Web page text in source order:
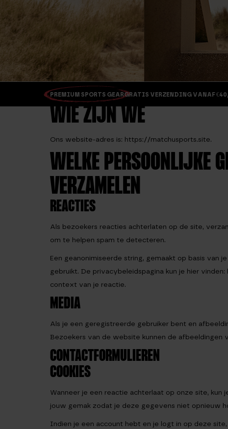
PREMIUM SPORTS GEARGRATIS VERZENDING VANAF
WIE ZIJN WE
Ons website-adres is: https://matchusports.site.
WELKE PERSOONLIJKE
VERZAMELEN
REACTIES
Als bezoekers reacties achterlaten op de site,
om te helpen spam te detecteren.
Een geanonimiseerde string, gemaakt op basis van
gebruikt. De privacybeleidspagina kun je hier
context van je reactie.
MEDIA
Als je een geregistreerde gebruiker bent en
Bezoekers van de website kunnen de
CONTACTFORMULIEREN
COOKIES
Wanneer je een reactie achterlaat op onze site,
jouw gemak zodat je deze gegevens niet opnieuw
Indien je een account hebt en je logt in op deze